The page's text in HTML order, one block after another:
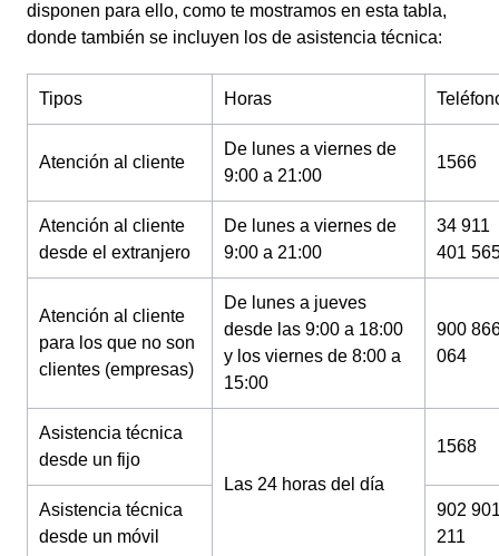
disponen para ello, como te mostramos en esta tabla,
donde también se incluyen los de asistencia técnica:
Tipos Horas
Atención al cliente
De lunes a viernes de
9:00 a 21:00
1566
Atención al cliente
desde el extranjero
De lunes a viernes de
9:00 a 21:00
34 911
401
Atención al cliente
para los que no son
clientes (empresas)
De lunes a jueves
desde las 9:00 a 18:00
y los viernes de 8:00 a
15:00
900
064
Asistencia técnica
desde un fijo
Las 24 horas del día
1568
Asistencia técnica
desde un móvil
902
211